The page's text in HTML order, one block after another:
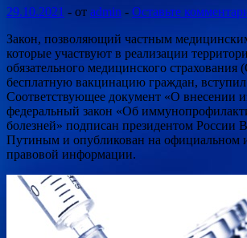
29.10.2021 - от admin - Оставьте
Закон, позволяющий частным
которые участвуют в реализации
обязательного медицинского
бесплатную вакцинацию граждан,
Соответствующее документ «О внесении
федеральный закон «Об
болезней» подписан президентом России
Путиным и опубликован на официальном
правовой информации.